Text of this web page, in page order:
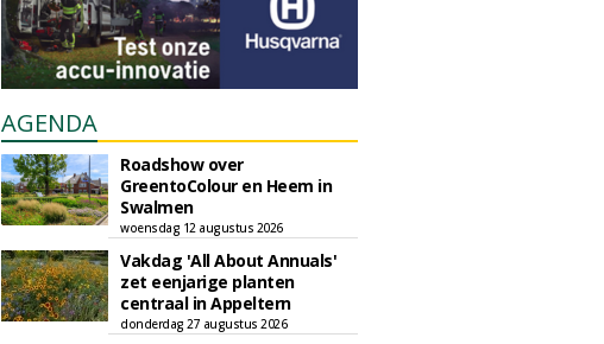
AGENDA
Roadshow over
GreentoColour en Heem in
Swalmen
woensdag 12 augustus 2026
Vakdag 'All About Annuals'
zet eenjarige planten
centraal in Appeltern
donderdag 27 augustus 2026